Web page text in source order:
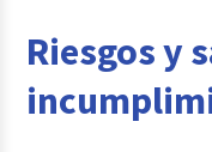
Riesgos y